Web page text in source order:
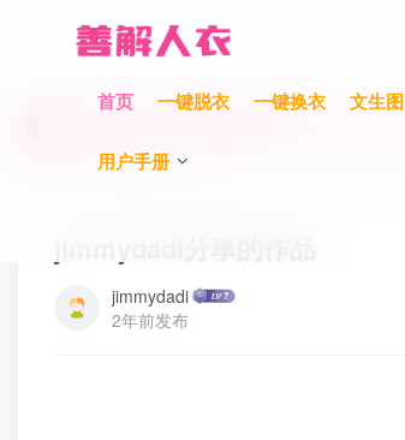
首页 一键脱衣 一键换衣 文生图
用户手册
充值限时巨惠，最高赠送700元！
充值限时巨惠，最高赠送700元！
jimmydadi
2年前发布